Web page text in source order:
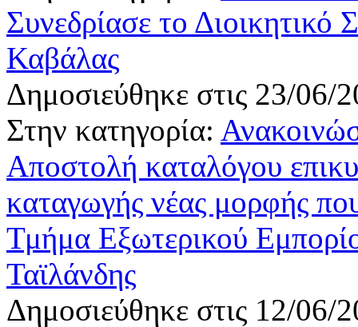
Συνεδρίασε το Διοικητικό
Καβάλας
Δημοσιεύθηκε στις 23/06/
Στην κατηγορία:
Αποστολή καταλόγου
καταγωγής νέας μορφής
Τμήμα Εξωτερικού
Ταϊλάνδης
Δημοσιεύθηκε στις 12/06/